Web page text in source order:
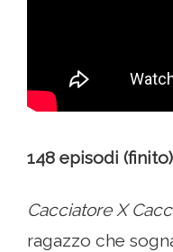
148 episodi
Cacciatore X
ragazzo che